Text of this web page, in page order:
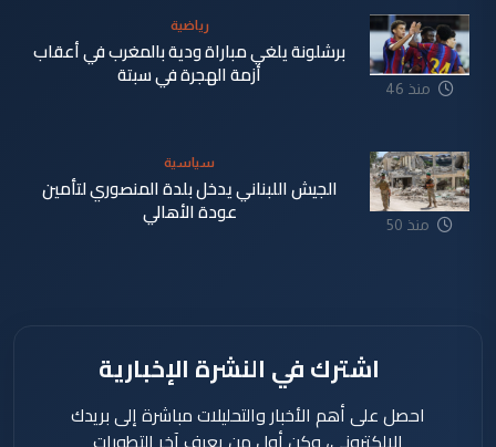
منذ 46
رياضية
برشلونة يلغي مباراة ودية بالمغرب في أعقاب
أزمة الهجرة في سبتة
منذ 50
سياسية
الجيش اللبناني يدخل بلدة المنصوري لتأمين
عودة الأهالي
اشترك في النشرة الإخبارية
احصل على أهم الأخبار والتحليلات مباشرة إلى بريدك